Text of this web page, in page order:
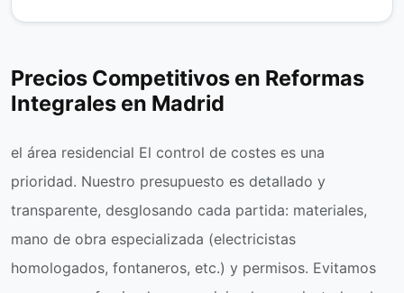
Precios Competitivos en Reformas
Integrales en Madrid
el área residencial El control de costes es una
prioridad. Nuestro presupuesto es detallado y
transparente, desglosando cada partida: materiales,
mano de obra especializada (electricistas
homologados, fontaneros, etc.) y permisos. Evitamos